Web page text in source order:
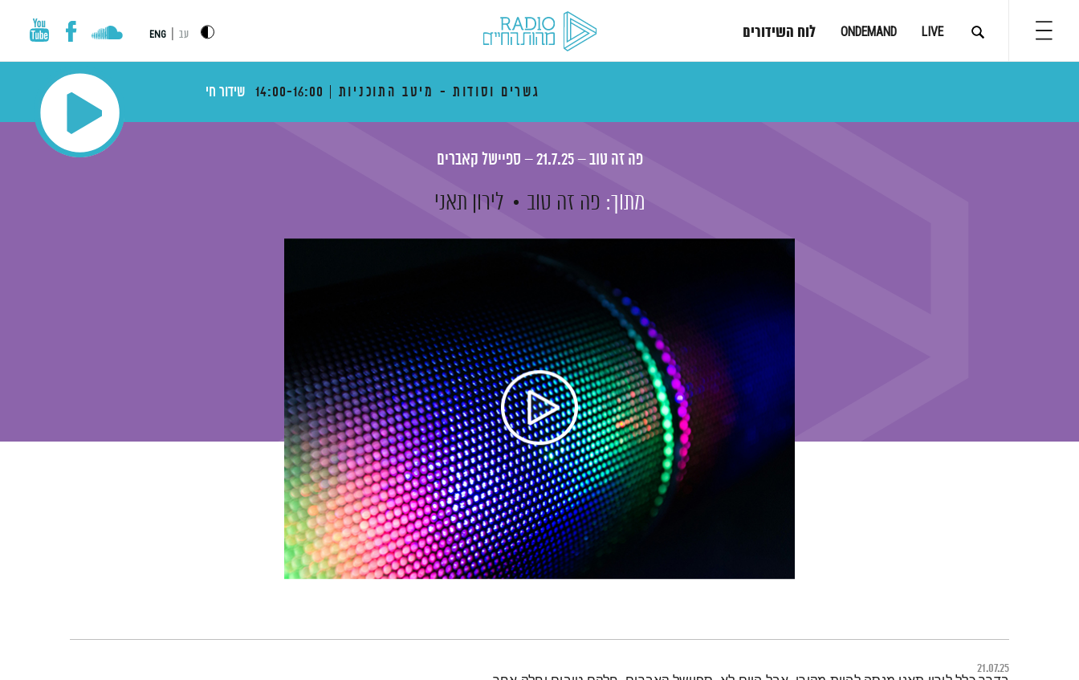
LIVE
ONDEMAND לוח השידורים עב ENG
גשרים וסודות - מיטב התוכניות 14:00-16:00 שידור חי
פה זה טוב – 21.7.25 – ספיישל קאברים
מתוך: פה זה טוב לירון תאני
21.07.25